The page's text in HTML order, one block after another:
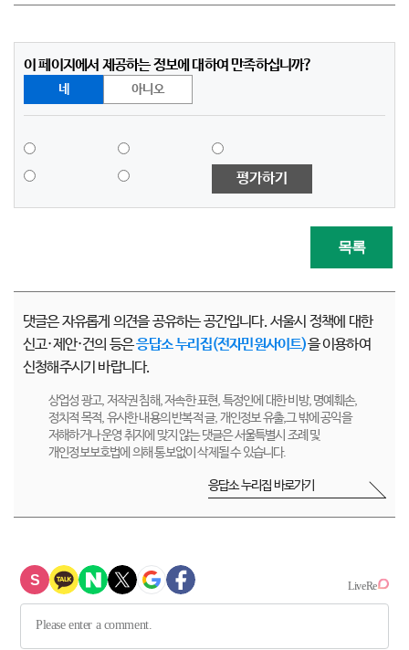
이 페이지에서 제공하는 정보에 대하여 만족하십니까?
네 아니오
평가하기
목록
댓글은 자유롭게 의견을 공유하는 공간입니다. 서울시 정책에 대한
신고·제안·건의 등은응답소 누리집(전자민원사이트)을 이용하여
신청해주시기 바랍니다.
상업성 광고, 저작권 침해, 저속한 표현, 특정인에 대한 비방, 명예훼손,
정치적 목적, 유사한 내용의 반복적 글, 개인정보 유출,그 밖에 공익을
저해하거나 운영 취지에 맞지 않는 댓글은 서울특별시 조례 및
개인정보보호법에 의해 통보없이 삭제될 수 있습니다.
응답소 누리집 바로가기